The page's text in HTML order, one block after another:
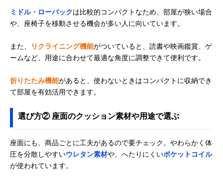
ミドル・ローバックは比較的コンパクトなため、部屋が狭い場合
や、座椅子を移動させる機会が多い人に向いています。
また、 リクライニング機能がついていると、読書や映画鑑賞、ゲ
ームなど、用途に合わせて最適な角度に調整できて便利です。
折りたたみ機能があると、使わないときはコンパクトに収納でき
て部屋を有効活用できます。
選び方② 座面のクッション素材や用途で選ぶ
座面にも、商品ごとに工夫があるので要チェック。やわらかく体
圧を分散しやすいウレタン素材や、へたりにくいポケットコイル
が使われています。